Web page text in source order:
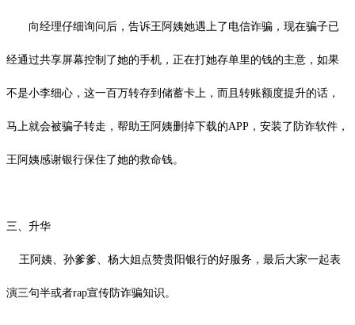
向经理仔细询问后，告诉王阿姨她遇上了电信诈骗，现在骗子已
经通过共享屏幕控制了她的手机，正在打她存单里的钱的主意，如果
不是小李细心，这一百万转存到储蓄卡上，而且转账额度提升的话，
马上就会被骗子转走，帮助王阿姨删掉下载的APP，安装了防诈软件，
王阿姨感谢银行保住了她的救命钱。
三、升华
王阿姨、孙爹爹、杨大姐点赞贵阳银行的好服务，最后大家一起表
演三句半或者rap宣传防诈骗知识。